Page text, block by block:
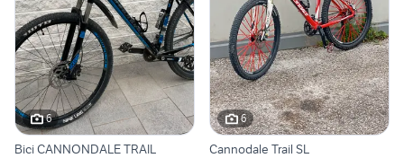
6
Bici CANNONDALE TRAIL
6
Cannodale Trail SL